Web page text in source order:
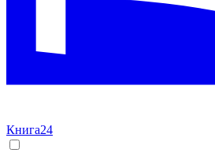
Книга24